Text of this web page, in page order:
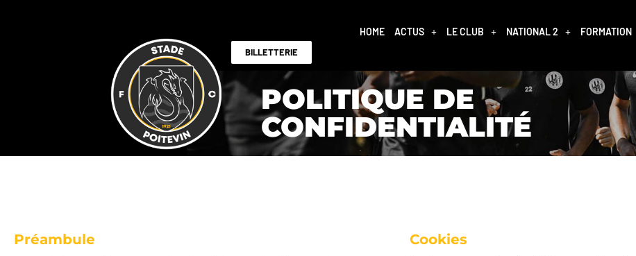
BILLETTERIE
HOME ACTUS LE CLUB NATIONAL 2 FORMATION
POLITIQUE DE
CONFIDENTIALITÉ
Préambule Cookies